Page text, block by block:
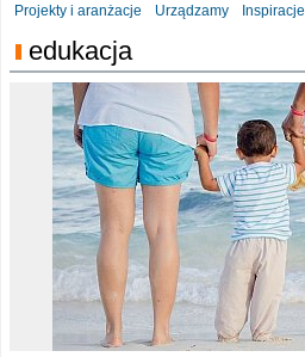
Projekty i aranżacje Urządzamy Inspiracje
edukacja